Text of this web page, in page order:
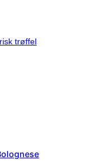
trøffel